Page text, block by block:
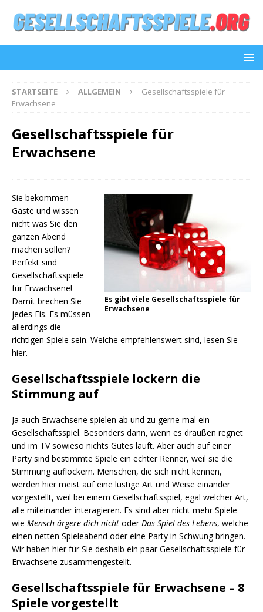
STARTSEITE ALLGEMEIN
Gesellschaftsspiele für
Erwachsene
Gesellschaftsspiele für
Erwachsene
Es gibt viele Gesellschaftsspiele für
Erwachsene
Sie bekommen
Gäste und wissen
nicht was Sie den
ganzen Abend
machen sollen?
Perfekt sind
Gesellschaftsspiele
für Erwachsene!
Damit brechen Sie
jedes Eis. Es müssen
allerdings die
richtigen Spiele sein. Welche empfehlenswert sind, lesen Sie
hier.
Gesellschaftsspiele lockern die
Stimmung auf
Ja auch Erwachsene spielen ab und zu gerne mal ein
Gesellschaftsspiel. Besonders dann, wenn es draußen regnet
und im TV sowieso nichts Gutes läuft. Aber auch auf einer
Party sind bestimmte Spiele ein echter Renner, weil sie die
Stimmung auflockern. Menschen, die sich nicht kennen,
werden hier meist auf eine lustige Art und Weise einander
vorgestellt, weil bei einem Gesellschaftsspiel, egal welcher Art,
alle miteinander interagieren. Es sind aber nicht mehr Spiele
wie Mensch ärgere dich nicht oderDas Spiel des Lebens, welche
einen netten Spieleabend oder eine Party in Schwung bringen.
Wir haben hier für Sie deshalb ein paar Gesellschaftsspiele für
Erwachsene zusammengestellt.
Gesellschaftsspiele für Erwachsene – 8
Spiele vorgestellt